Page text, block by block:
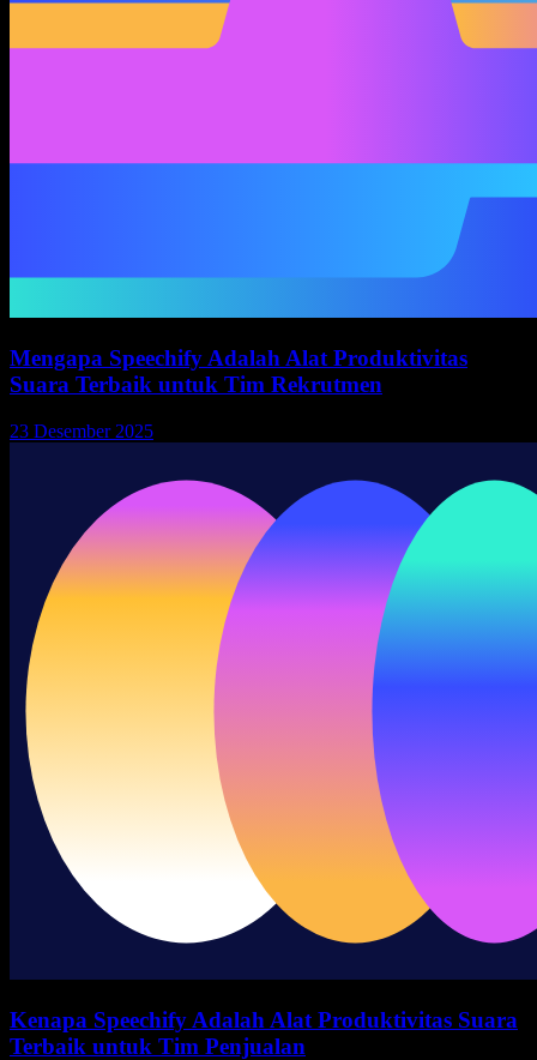
Mengapa Speechify Adalah Alat Produktivitas
Suara Terbaik untuk Tim Rekrutmen
23 Desember 2025
Kenapa Speechify Adalah Alat Produktivitas Suara
Terbaik untuk Tim Penjualan